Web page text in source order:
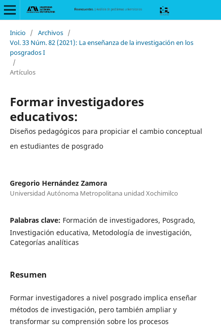
Inicio / Archivos /
Vol. 33 Núm. 82 (2021): La enseñanza de la investigación en los
posgrados I
/
Artículos
Formar investigadores
educativos:
Diseños pedagógicos para propiciar el cambio conceptual
en estudiantes de posgrado
Gregorio Hernández Zamora
Universidad Autónoma Metropolitana unidad Xochimilco
Palabras clave: Formación de investigadores, Posgrado,
Investigación educativa, Metodología de investigación,
Categorías analíticas
Resumen
Formar investigadores a nivel posgrado implica enseñar
métodos de investigación, pero también ampliar y
transformar su comprensión sobre los procesos